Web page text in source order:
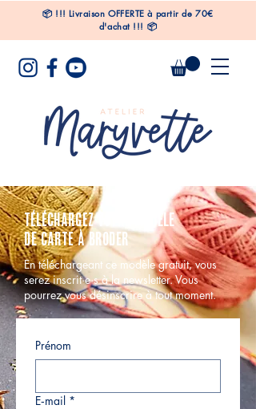
📦 !!! Livraison OFFERTE à partir de 70€
d'achat !!! 📦
TÉLÉCHARGEZ votre modèle
de CARTE à broder
En téléchargeant ce modèle gratuit, vous
serez inscrit·e·s à la newsletter. Vous
pourrez vous désinscrire à tout moment.
Prénom
E‑mail *